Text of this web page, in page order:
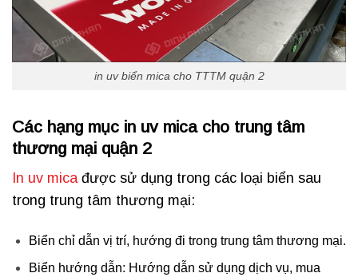
in uv biển mica cho TTTM quận 2
Các hạng mục in uv mica cho trung tâm
thương mại quận 2
In uv micađược sử dụng trong các loại biển sau
trong trung tâm thương mại:
Biển chỉ dẫn vị trí, hướng đi trong trung tâm thương mại.
Biển hướng dẫn: Hướng dẫn sử dụng dịch vụ, mua